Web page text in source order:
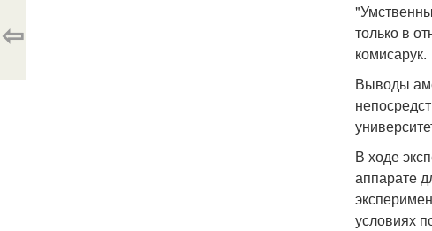
только в
комисарук.
Выводы
В ходе
аппарате
условиях
⇦